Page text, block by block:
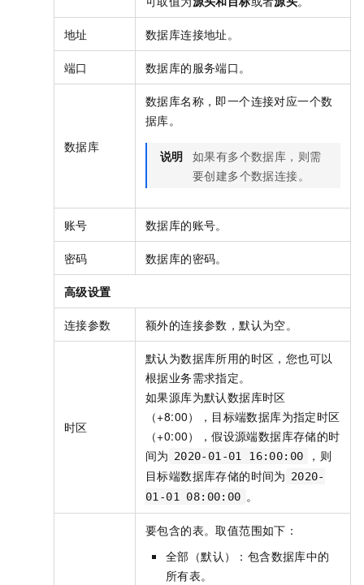
地址 数据库连接地址。
端口 数据库的服务端口。
数据库
数据库名称，即一个连接对应一个数
据库。
说明 如果有多个数据库，则需
要创建多个数据连接。
账号 数据库的账号。
密码 数据库的密码。
高级设置
连接参数 额外的连接参数，默认为空。
时区
默认为数据库所用的时区，您也可以
根据业务需求指定。
如果源库为默认数据库时区
（+8:00），目标端数据库为指定时区
（+0:00），假设源端数据库存储的时
间为 2020-01-01 16:00:00
，则
目标端数据库存储的时间为 2020-
01-01 08:00:00 。
要包含的表。取值范围如下：
全部（默认）：包含数据库中的
所有表。